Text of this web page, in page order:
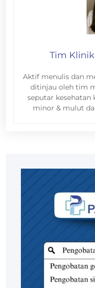
Tim
Aktif menulis dan
ditinjau oleh tim
seputar kesehatan
minor & mulut